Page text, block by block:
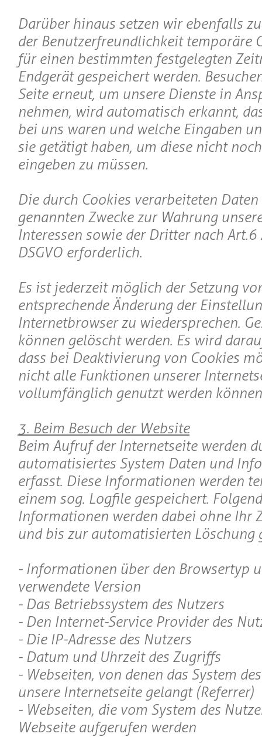
Darüber hinaus setzen wir ebenfalls
der Benutzerfreundlichkeit temporäre
für einen bestimmten festgelegten
Endgerät gespeichert werden.
Seite erneut, um unsere Dienste in
nehmen, wird automatisch erkannt,
bei uns waren und welche Eingaben
sie getätigt haben, um diese nicht
eingeben zu müssen.
Die durch Cookies verarbeiteten
genannten Zwecke zur Wahrung
Interessen sowie der Dritter nach Art. 6
DSGVO erforderlich.
Es ist jederzeit möglich der Setzung
entsprechende Änderung der
Internetbrowser zu wiedersprechen.
können gelöscht werden. Es wird
dass bei Deaktivierung von Cookies
nicht alle Funktionen unserer
vollumfänglich genutzt werden
3. Beim Besuch der Website
Beim Aufruf der Internetseite werden
automatisiertes System Daten und
erfasst. Diese Informationen werden
einem sog. Logfile gespeichert.
Informationen werden dabei ohne Ihr
und bis zur automatisierten Löschung
- Informationen über den Browsertyp
verwendete Version
- Das Betriebssystem des Nutzers
- Den Internet-Service Provider des
- Die IP-Adresse des Nutzers
- Datum und Uhrzeit des Zugriffs
- Webseiten, von denen das System
unsere Internetseite gelangt (Referrer)
- Webseiten, die vom System des
Webseite aufgerufen werden